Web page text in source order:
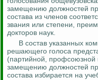
замещению должностей
состава из членов
звания или степени,
докторов наук.
В состав указанных
решающего голоса
(партийной, профсоюзной
замещению должностей
состава избирается на